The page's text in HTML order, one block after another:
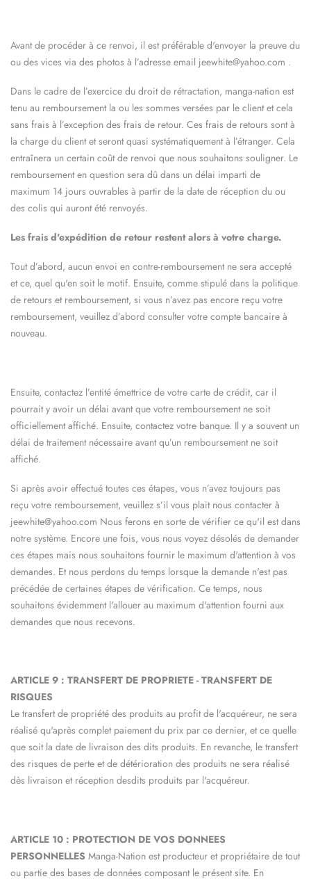
Avant de procéder à ce renvoi, il est préférable d'envoyer la preuve du
ou des vices via des photos à l’adresse email jeewhite@yahoo.com .
Dans le cadre de l’exercice du droit de rétractation, manga-nation est
tenu au remboursement la ou les sommes versées par le client et cela
sans frais à l’exception des frais de retour. Ces frais de retours sont à
la charge du client et seront quasi systématiquement à l’étranger. Cela
entraînera un certain coût de renvoi que nous souhaitons souligner. Le
remboursement en question sera dû dans un délai imparti de
maximum 14 jours ouvrables à partir de la date de réception du ou
des colis qui auront été renvoyés.
Les frais d'expédition de retour restent alors à votre charge.
Tout d’abord, aucun envoi en contre-remboursement ne sera accepté
et ce, quel qu'en soit le motif. Ensuite, comme stipulé dans la politique
de retours et remboursement, si vous n’avez pas encore reçu votre
remboursement, veuillez d’abord consulter votre compte bancaire à
nouveau.
Ensuite, contactez l’entité émettrice de votre carte de crédit, car il
pourrait y avoir un délai avant que votre remboursement ne soit
officiellement affiché. Ensuite, contactez votre banque. Il y a souvent un
délai de traitement nécessaire avant qu’un remboursement ne soit
affiché.
Si après avoir effectué toutes ces étapes, vous n’avez toujours pas
reçu votre remboursement, veuillez s’il vous plait nous contacter à
jeewhite@yahoo.com Nous ferons en sorte de vérifier ce qu'il est dans
notre système. Encore une fois, vous nous voyez désolés de demander
ces étapes mais nous souhaitons fournir le maximum d'attention à vos
demandes. Et nous perdons du temps lorsque la demande n'est pas
précédée de certaines étapes de vérification. Ce temps, nous
souhaitons évidemment l'allouer au maximum d'attention fourni aux
demandes que nous recevons.
ARTICLE 9 : TRANSFERT DE PROPRIETE - TRANSFERT DE
RISQUES
Le transfert de propriété des produits au profit de l'acquéreur, ne sera
réalisé qu'après complet paiement du prix par ce dernier, et ce quelle
que soit la date de livraison des dits produits. En revanche, le transfert
des risques de perte et de détérioration des produits ne sera réalisé
dès livraison et réception desdits produits par l'acquéreur.
ARTICLE 10 : PROTECTION DE VOS DONNEES
PERSONNELLES Manga-Nation est producteur et propriétaire de tout
ou partie des bases de données composant le présent site. En